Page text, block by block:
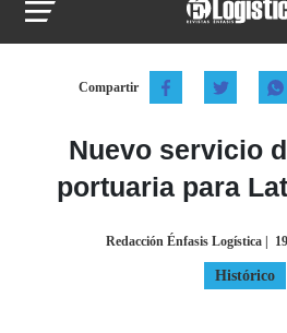
Compartir
Nuevo servicio
portuaria para
Redacción Énfasis Logística |
Histórico